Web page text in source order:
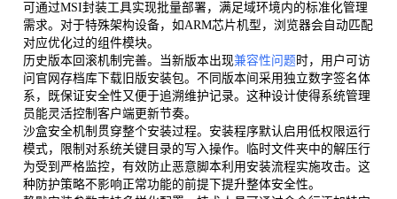
可通过MSI封装工具实现批量部署，满足域环境内的标准化管理
需求。对于特殊架构设备，如ARM芯片机型，浏览器会自动匹配
对应优化过的组件模块。
历史版本回滚机制完善。当新版本出现兼容性问题 时，用户可访
问官网存档库下载旧版安装包。不同版本间采用独立数字签名体
系，既保证安全性又便于追溯维护记录。这种设计使得系统管理
员能灵活控制客户端更新节奏。
沙盒安全机制贯穿整个安装过程。安装程序默认启用低权限运行
模式，限制对系统关键目录的写入操作。临时文件夹中的解压行
为受到严格监控，有效防止恶意脚本利用安装流程实施攻击。这
种防护策略不影响正常功能的前提下提升整体安全性。